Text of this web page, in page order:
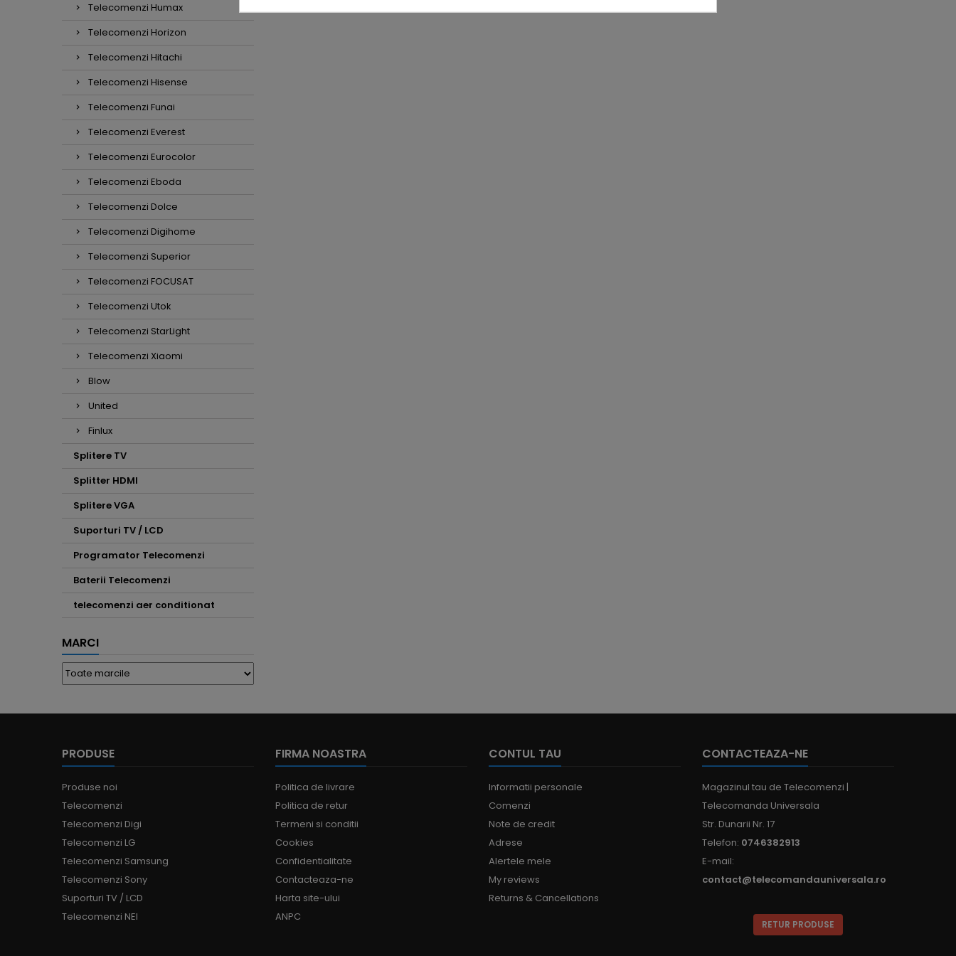
Telecomenzi Humax
Telecomenzi Horizon
Telecomenzi Hitachi
Telecomenzi Hisense
Telecomenzi Funai
Telecomenzi Everest
Telecomenzi Eurocolor
Telecomenzi Eboda
Telecomenzi Dolce
Telecomenzi Digihome
Telecomenzi Superior
Telecomenzi FOCUSAT
Telecomenzi Utok
Telecomenzi StarLight
Telecomenzi Xiaomi
Blow
United
Finlux
Splitere TV
Splitter HDMI
Splitere VGA
Suporturi TV / LCD
Programator Telecomenzi
Baterii Telecomenzi
telecomenzi aer conditionat
MARCI
PRODUSE
Produse noi
Telecomenzi
Telecomenzi Digi
Telecomenzi LG
Telecomenzi Samsung
Telecomenzi Sony
Suporturi TV / LCD
Telecomenzi NEI
FIRMA NOASTRA
Politica de livrare
Politica de retur
Termeni si conditii
Cookies
Confidentialitate
Contacteaza-ne
Harta site-ului
ANPC
CONTUL TAU
Informatii personale
Comenzi
Note de credit
Adrese
Alertele mele
My reviews
Returns & Cancellations
CONTACTEAZA-NE
Magazinul tau de Telecomenzi |
Telecomanda Universala
Str. Dunarii Nr. 17
Telefon: 0746382913
E-mail:
contact@telecomandauniversala.ro
RETUR PRODUSE